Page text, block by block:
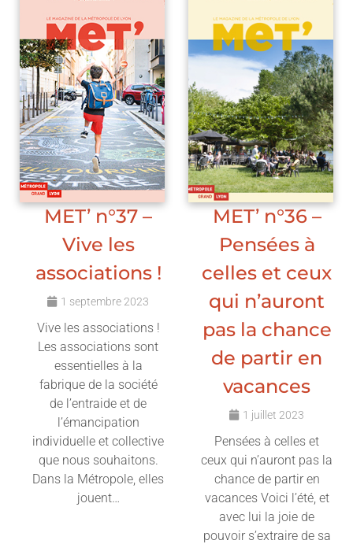
MET’ n°37 –
Vive les
associations !
1 septembre 2023
Vive les associations !
Les associations sont
essentielles à la
fabrique de la société
de l’entraide et de
l’émancipation
individuelle et collective
que nous souhaitons.
Dans la Métropole, elles
jouent…
MET’ n°36 –
Pensées à
celles et ceux
qui n’auront
pas la chance
de partir en
vacances
1 juillet 2023
Pensées à celles et
ceux qui n’auront pas la
chance de partir en
vacances Voici l’été, et
avec lui la joie de
pouvoir s’extraire de sa